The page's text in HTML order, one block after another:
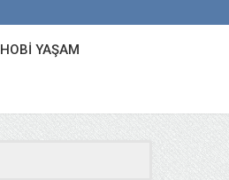
HOBI YAŞAM